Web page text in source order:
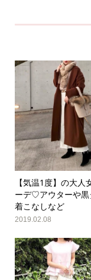
【気温1度】の大人
ーデ♡アウターや黒
着こなしなど
2019.02.08